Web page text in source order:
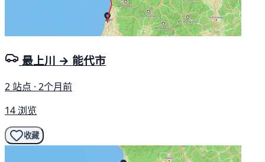
最上川 → 能代市
2 站点 · 2个月前
14 浏览
收藏